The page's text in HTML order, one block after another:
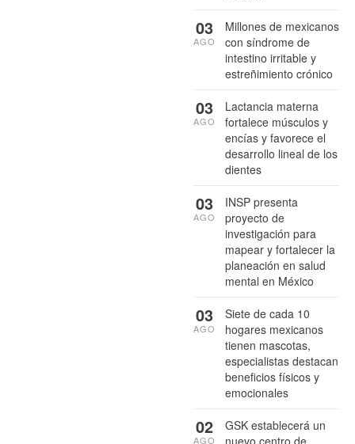
Millones de mexicanos
con síndrome de
intestino irritable y
estreñimiento crónico
03
AGO
Lactancia materna
fortalece músculos y
encías y favorece el
desarrollo lineal de los
dientes
03
AGO
INSP presenta
proyecto de
investigación para
mapear y fortalecer la
planeación en salud
mental en México
03
AGO
Siete de cada 10
hogares mexicanos
tienen mascotas,
especialistas destacan
beneficios físicos y
emocionales
03
AGO
GSK establecerá un
nuevo centro de
02
AGO